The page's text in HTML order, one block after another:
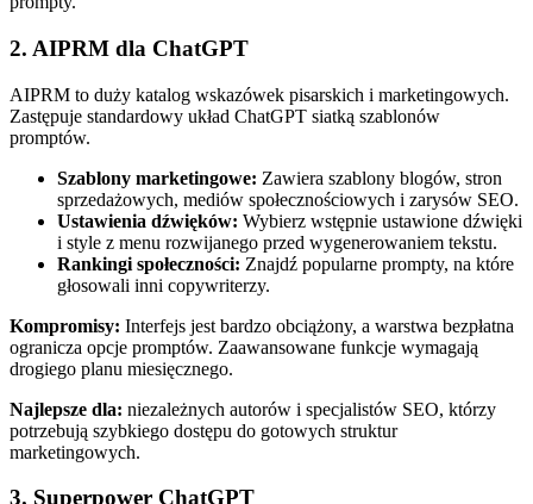
2. AIPRM dla ChatGPT
AIPRM to duży katalog wskazówek pisarskich i marketingowych.
Zastępuje standardowy układ ChatGPT siatką szablonów
promptów.
Szablony marketingowe: Zawiera szablony blogów, stron
sprzedażowych, mediów społecznościowych i zarysów SEO.
Ustawienia dźwięków: Wybierz wstępnie ustawione dźwięki
i style z menu rozwijanego przed wygenerowaniem tekstu.
Rankingi społeczności: Znajdź popularne prompty, na które
głosowali inni copywriterzy.
Kompromisy: Interfejs jest bardzo obciążony, a warstwa bezpłatna
ogranicza opcje promptów. Zaawansowane funkcje wymagają
drogiego planu miesięcznego.
Najlepsze dla: niezależnych autorów i specjalistów SEO, którzy
potrzebują szybkiego dostępu do gotowych struktur
marketingowych.
3. Superpower ChatGPT